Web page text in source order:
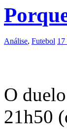
Análise, Futebol 17
O
21h50